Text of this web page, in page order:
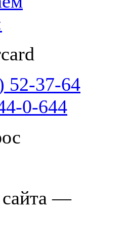
52-37-64
0-644
сайта —